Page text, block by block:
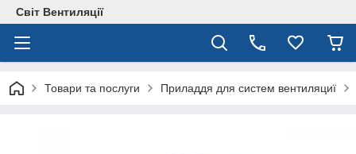
Світ Вентиляції
Товари та послуги Приладдя для систем вентиляциї